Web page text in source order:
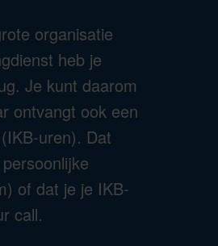
organisatie
heb je
Je kunt daarom
ontvangt ook een
uren). Dat
of dat je je IKB-
call.